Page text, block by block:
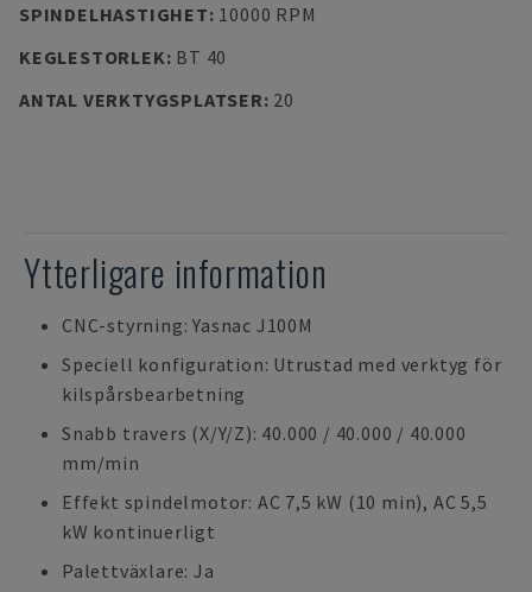
SPINDELHASTIGHET: 10000 RPM
KEGLESTORLEK: BT 40
ANTAL VERKTYGSPLATSER: 20
Ytterligare information
CNC-styrning: Yasnac J100M
Speciell konfiguration: Utrustad med verktyg för
kilspårsbearbetning
Snabb travers (X/Y/Z): 40.000 / 40.000 / 40.000
mm/min
Effekt spindelmotor: AC 7,5 kW (10 min), AC 5,5
kW kontinuerligt
Palettväxlare: Ja